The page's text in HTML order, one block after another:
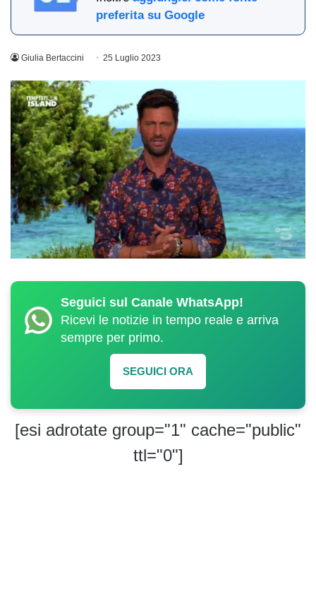
preferita su Google
Giulia Bertaccini 25 Luglio 2023
Seguici sul Canale WhatsApp!
Ricevi le notizie in tempo reale e arriva
sempre per primo.
SEGUICI ORA
[esi adrotate group="1" cache="public"
ttl="0"]